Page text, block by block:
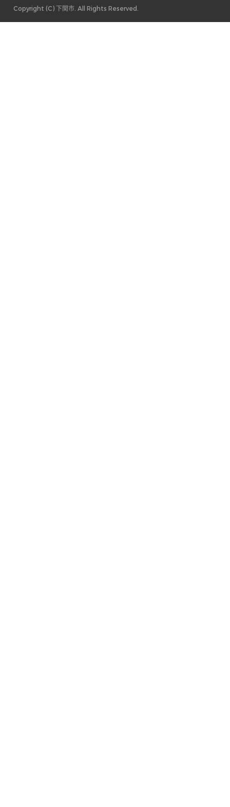
Copyright (C) 下関市. All Rights Reserved.